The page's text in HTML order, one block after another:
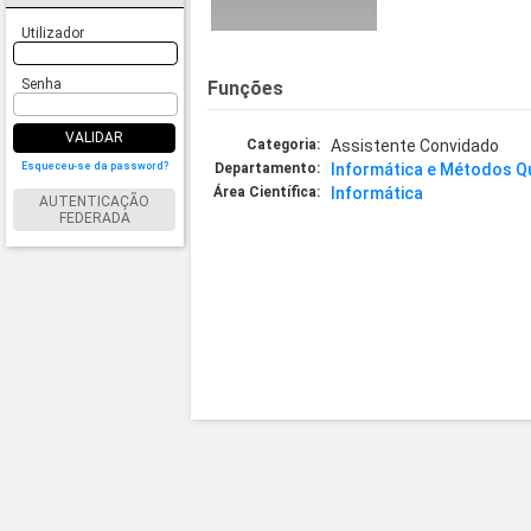
Utilizador
Senha
VALIDAR
Esqueceu-se da password?
AUTENTICAÇÃO
FEDERADA
Funções
Categoria: Assistente Convidado
Departamento: Informática e Métodos
Área Científica: Informática